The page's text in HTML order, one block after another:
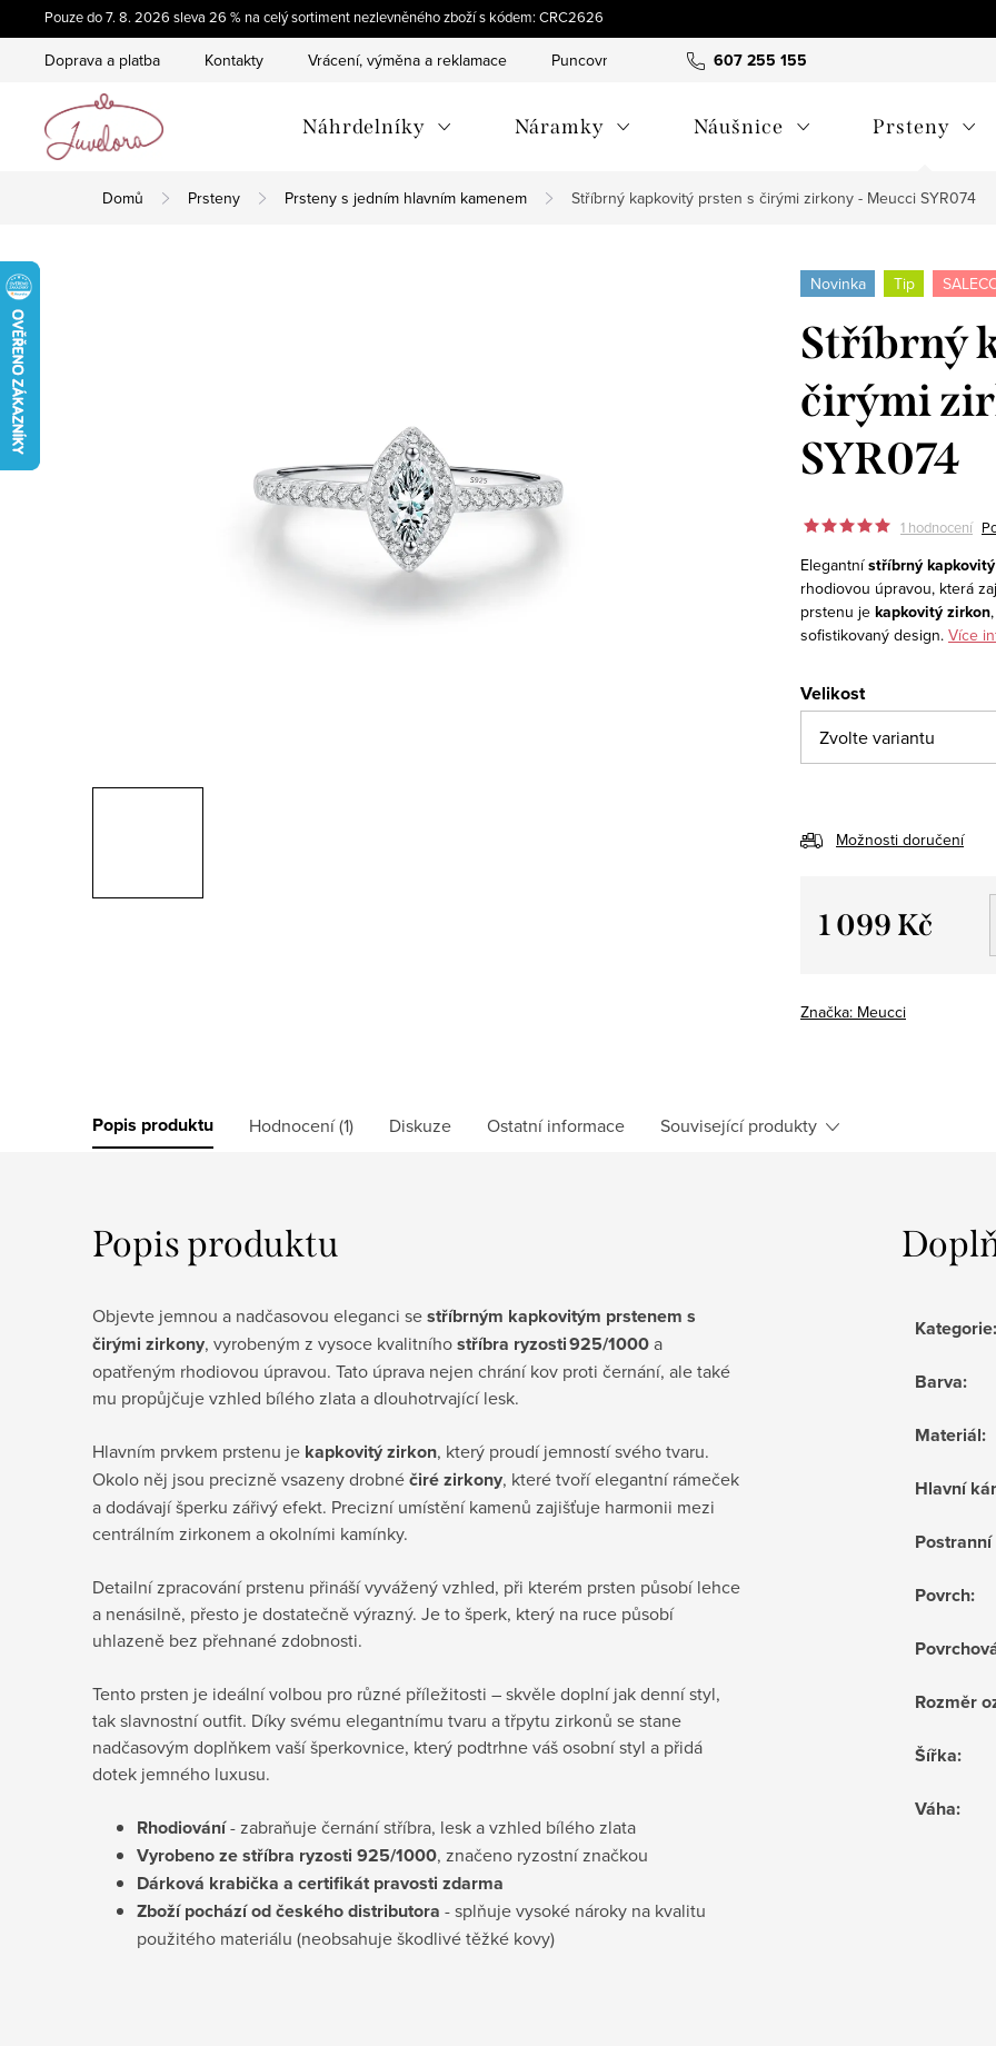
na
Pouze do 7. 8. 2026 sleva 26 % na celý sortiment nezlevněného zboží s kódem: CRC2626
607 255 155
Doprava a platba Kontakty Vrácení, výměna a reklamace Puncovní značky Hodnocení obchodu
Náhrdelníky Náramky Náušnice Prsteny
Domů Prsteny Prsteny s jedním hlavním kamenem Stříbrný kapkovitý prsten s čirými zirkony - Meucci SYR074
Novinka Tip
Stříbrný
čirými
SYR074
1 hodnocení
Elegantnístříbrný
rhodiovou úpravou, která
prstenu je kapkovitý zirkon
sofistikovaný design. Více
Velikost
Možnosti doručení
1 099 Kč
Značka: Meucci
Popis produktu Hodnocení (1) Diskuze Ostatní informace Související produkty
Popis produktu
Objevte jemnou a nadčasovou eleganci sestříbrným kapkovitým prstenem s
čirými zirkony, vyrobeným z vysoce kvalitníhostříbra ryzosti 925/1000a
opatřeným rhodiovou úpravou. Tato úprava nejen chrání kov proti černání, ale také
mu propůjčuje vzhled bílého zlata a dlouhotrvající lesk.
Hlavním prvkem prstenu je kapkovitý zirkon, který proudí jemností svého tvaru.
Okolo něj jsou precizně vsazeny drobnéčiré zirkony, které tvoří elegantní rámeček
a dodávají šperku zářivý efekt. Precizní umístění kamenů zajišťuje harmonii mezi
centrálním zirkonem a okolními kamínky.
Detailní zpracování prstenu přináší vyvážený vzhled, při kterém prsten působí lehce
a nenásilně, přesto je dostatečně výrazný. Je to šperk, který na ruce působí
uhlazeně bez přehnané zdobnosti.
Tento prsten je ideální volbou pro různé příležitosti – skvěle doplní jak denní styl,
tak slavnostní outfit. Díky svému elegantnímu tvaru a třpytu zirkonů se stane
nadčasovým doplňkem vaší šperkovnice, který podtrhne váš osobní styl a přidá
dotek jemného luxusu.
Rhodiování- zabraňuje černání stříbra, lesk a vzhled bílého zlata
Vyrobeno ze stříbra ryzosti 925/1000, značeno ryzostní značkou
Dárková krabička a certifikát pravosti zdarma
Zboží pochází od českého distributora - splňuje vysoké nároky na kvalitu
použitého materiálu (neobsahuje škodlivé těžké kovy)
Kategorie:
Barva:
Materiál:
Hlavní
Povrch:
Rozměr
Šířka:
Váha: